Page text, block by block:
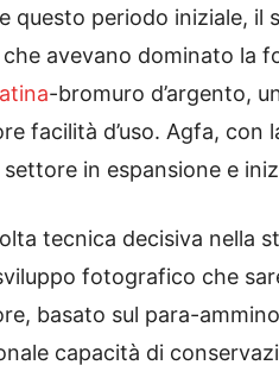
questo periodo iniziale,
avevano dominato la
-bromuro d’argento,
facilità d’uso. Agfa,
settore in espansione e
tecnica decisiva nella
fotografico che
basato sul para-
capacità di